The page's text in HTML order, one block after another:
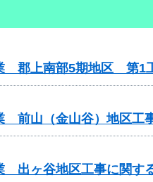
郡上南部5期地区 第1
前山（金山谷）地区工
出ヶ谷地区工事に関す